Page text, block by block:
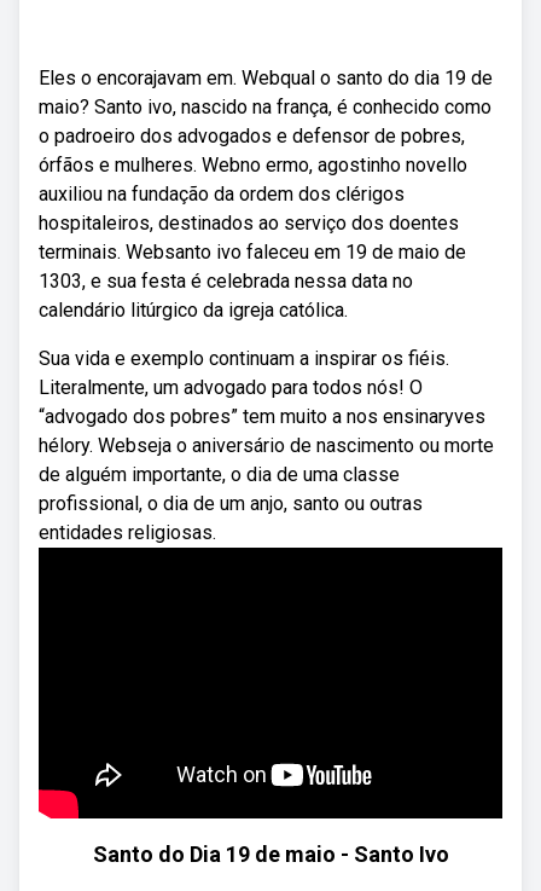
Eles o encorajavam em. Webqual o santo do dia 19 de
maio? Santo ivo, nascido na frança, é conhecido como
o padroeiro dos advogados e defensor de pobres,
órfãos e mulheres. Webno ermo, agostinho novello
auxiliou na fundação da ordem dos clérigos
hospitaleiros, destinados ao serviço dos doentes
terminais. Websanto ivo faleceu em 19 de maio de
1303, e sua festa é celebrada nessa data no
calendário litúrgico da igreja católica.
Sua vida e exemplo continuam a inspirar os fiéis.
Literalmente, um advogado para todos nós! O
“advogado dos pobres” tem muito a nos ensinaryves
hélory. Webseja o aniversário de nascimento ou morte
de alguém importante, o dia de uma classe
profissional, o dia de um anjo, santo ou outras
entidades religiosas.
Santo do Dia 19 de maio - Santo Ivo